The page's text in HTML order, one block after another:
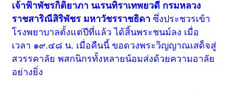
เจ้าฟ้าพัชรกิติยาภา นเรนทิราเทพยวดี กรมหลวง
ราชสาริณีสิริพัชร มหาวัชรราชธิดา ซึ่งประชวรเข้า
โรงพยาบาลตั้งแต่ปีที่แล้ว ได้สิ้นพระชนม์ลง เมื่อ
เวลา ๑๙.๔๘ น. เมื่อคืนนี้ ขอดวงพระวิญญาณเสด็จสู่
สวรรคาลัย พสกนิกรทั้งหลายน้อมส่งด้วยความอาลัย
อย่างยิ่ง